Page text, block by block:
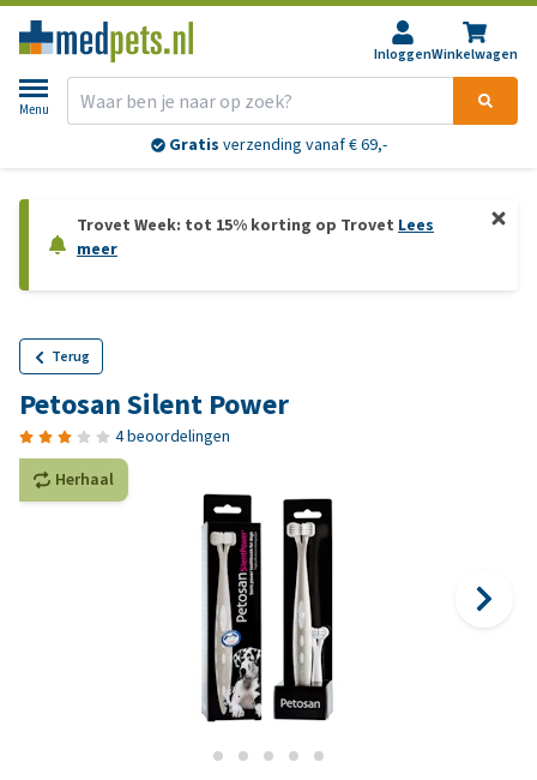
InloggenWinkelwagen
Menu
Gratis verzending vanaf € 69,-
Trovet Week: tot 15% korting op Trovet Lees
meer
Terug
Petosan Silent Power
4 beoordelingen
Herhaal